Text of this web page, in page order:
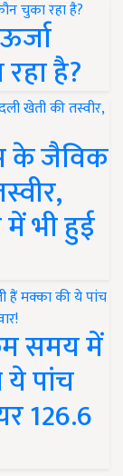
है?
के जैविक
भी हुई
समय में
ये पांच
126.6